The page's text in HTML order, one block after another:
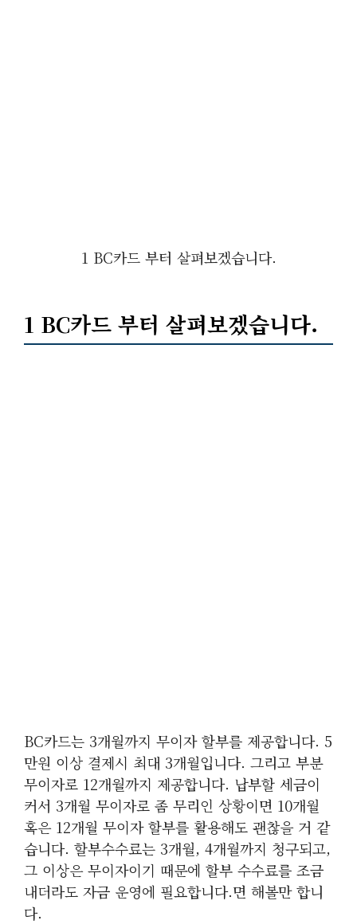
1 BC카드 부터 살펴보겠습니다.
1 BC카드 부터 살펴보겠습니다.
BC카드는 3개월까지 무이자 할부를 제공합니다. 5
만원 이상 결제시 최대 3개월입니다. 그리고 부분
무이자로 12개월까지 제공합니다. 납부할 세금이
커서 3개월 무이자로 좀 무리인 상황이면 10개월
혹은 12개월 무이자 할부를 활용해도 괜찮을 거 같
습니다. 할부수수료는 3개월, 4개월까지 청구되고,
그 이상은 무이자이기 때문에 할부 수수료를 조금
내더라도 자금 운영에 필요합니다.면 해볼만 합니
다.